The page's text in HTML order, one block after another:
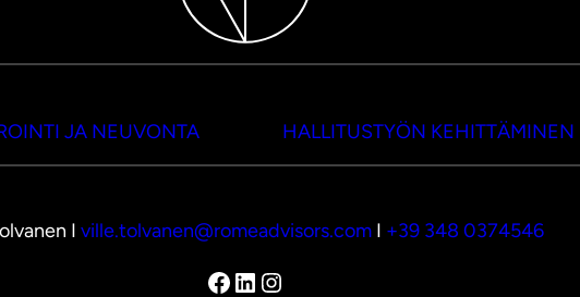
JA NEUVONTA HALLITUSTYÖN KEHITTÄMINEN
I ville.tolvanen@romeadvisors.comI +39 348 0374546
Facebook
LinkedIn
Instagram